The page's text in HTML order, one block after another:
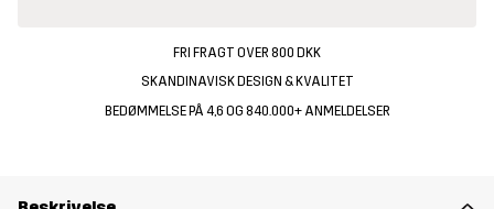
FRI FRAGT OVER 800 DKK
SKANDINAVISK DESIGN & KVALITET
BEDØMMELSE PÅ 4,6 OG 840.000+ ANMELDELSER